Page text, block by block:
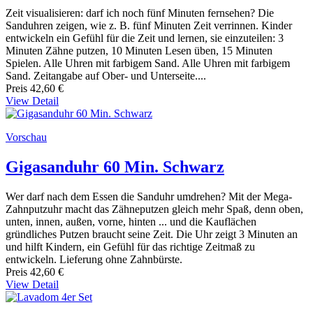
Zeit visualisieren: darf ich noch fünf Minuten fernsehen? Die
Sanduhren zeigen, wie z. B. fünf Minuten Zeit verrinnen. Kinder
entwickeln ein Gefühl für die Zeit und lernen, sie einzuteilen: 3
Minuten Zähne putzen, 10 Minuten Lesen üben, 15 Minuten
Spielen. Alle Uhren mit farbigem Sand. Alle Uhren mit farbigem
Sand. Zeitangabe auf Ober- und Unterseite....
Preis 42,60 €
View Detail
Vorschau
Gigasanduhr 60 Min. Schwarz
Wer darf nach dem Essen die Sanduhr umdrehen? Mit der Mega-
Zahnputzuhr macht das Zähneputzen gleich mehr Spaß, denn oben,
unten, innen, außen, vorne, hinten ... und die Kauflächen
gründliches Putzen braucht seine Zeit. Die Uhr zeigt 3 Minuten an
und hilft Kindern, ein Gefühl für das richtige Zeitmaß zu
entwickeln. Lieferung ohne Zahnbürste.
Preis 42,60 €
View Detail